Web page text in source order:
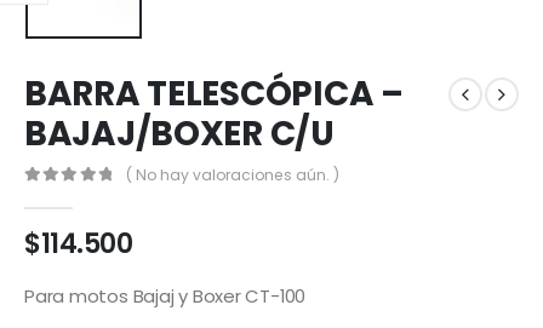
BARRA TELESCÓPICA –
BAJAJ/BOXER C/U
( No hay valoraciones aún. )
$114.500
Para motos Bajaj y Boxer CT-100